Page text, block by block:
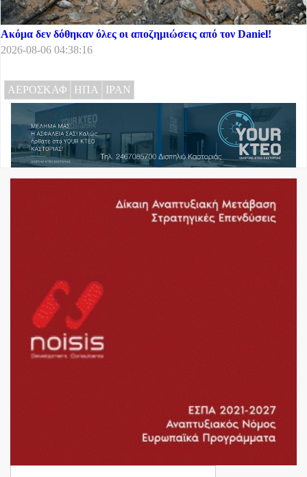
Ακόμα δεν δόθηκαν όλες οι αποζημιώσεις από τον Daniel!
2026-08-06 04:38:16
ΑΕΡΟΣΚΑΦ ΗΠΑ ΙΡΑΝ